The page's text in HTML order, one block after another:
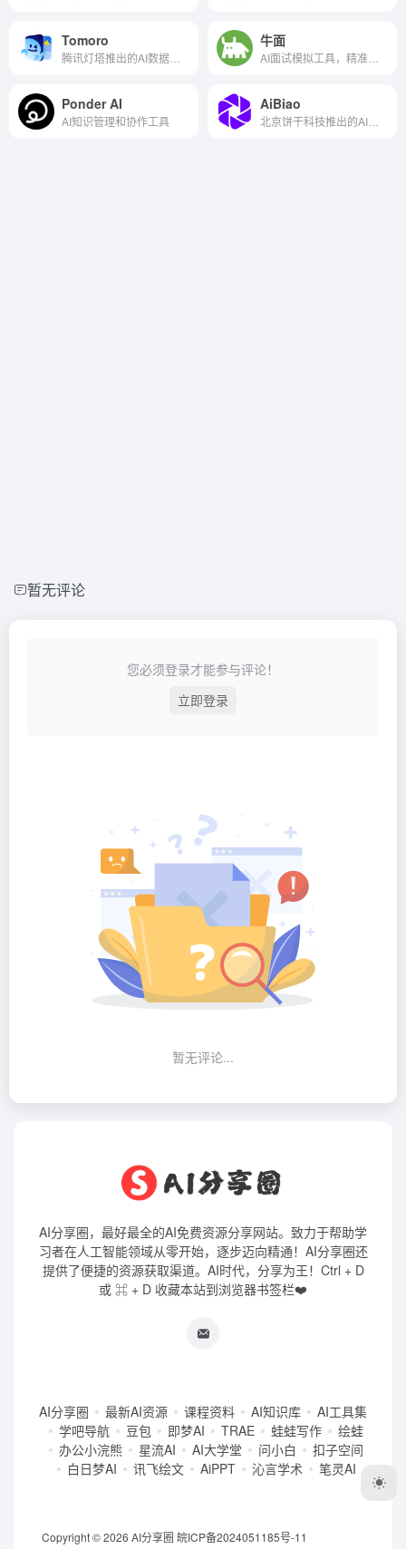
Tomoro 牛面
Ponder AI
AI知识管理和协作工具
AiBiao
暂无评论
您必须登录才能参与评论！
立即登录
暂无评论...
AI分享圈，最好最全的AI免费资源分享网站。致力于帮助学
习者在人工智能领域从零开始，逐步迈向精通！AI分享圈还
提供了便捷的资源获取渠道。AI时代，分享为王！Ctrl + D
或 ⌘ + D 收藏本站到浏览器书签栏❤️
AI分享圈 最新AI资源 课程资料 AI知识库
AI工具集
学吧导航
豆包 即梦AI TRAE 蛙蛙写作
绘蛙
办公小浣熊
星流AI AI大学堂 问小白
扣子空间
白日梦AI
讯飞绘文 AiPPT 沁言学术 笔灵AI
Copyright © 2026 AI分享圈 皖ICP备2024051185号-11